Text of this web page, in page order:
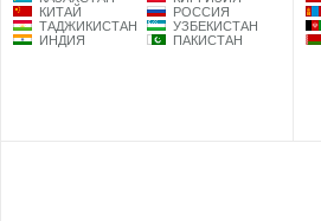
КИТАЙ
ТАДЖИКИСТАН
ИНДИЯ
РОССИЯ
УЗБЕКИСТАН
ПАКИСТАН